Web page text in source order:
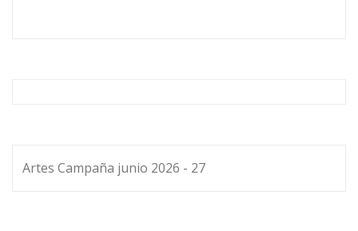
Artes Campaña junio 2026 - 27